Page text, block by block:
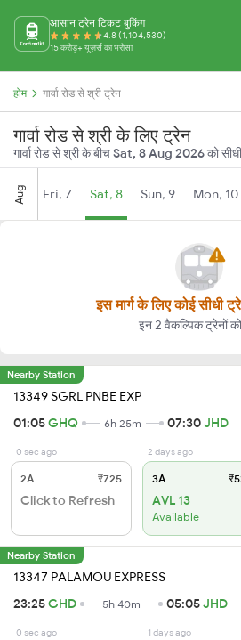
आसान ट्रेन टिकट बुकिंग
4.8 (1,104,530)
15 करोड़+ यूज़र्स का भरोसा
होम गार्वा रोड से श्री ट्रेन
गार्वा रोड से श्री के लिए ट्रेन
गार्वा रोड से श्री के बीचSat, 8 Aug 2026 को
Aug Fri, 7 Sat, 8 Sun, 9 Mon, 10
इस मार्ग के लिए कोई सीधी
इन 2 वैकल्पिक ट्रेनों
Nearby Station
13349 SGRL PNBE EXP
01:05GHQ 6h 25m 07:30JHD
0 sec ago
2A ₹725
Click to Refresh
2 days ago
3A
AVL 13
Available
Nearby Station
13347 PALAMOU EXPRESS
23:25GHD 5h 40m 05:05JHD
0 sec ago 1 days ago